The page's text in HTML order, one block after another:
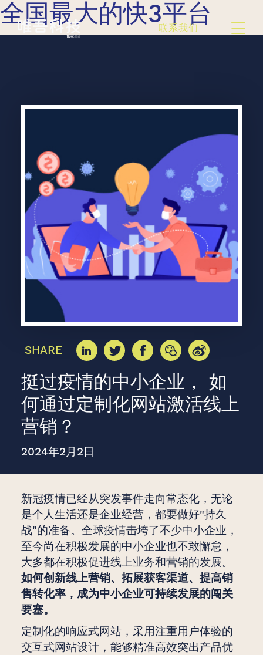
全国最大的快3平台
联系我们
SHARE
挺过疫情的中小企业， 如
何通过定制化网站激活线上
营销？
2024年2月2日
新冠疫情已经从突发事件走向常态化，无论
是个人生活还是企业经营，都要做好"持久
战"的准备。全球疫情击垮了不少中小企业，
至今尚在积极发展的中小企业也不敢懈怠，
大多都在积极促进线上业务和营销的发展。
如何创新线上营销、拓展获客渠道、提高销
售转化率，成为中小企业可持续发展的闯关
要塞。
定制化的响应式网站，采用注重用户体验的
交互式网站设计，能够精准高效突出产品优